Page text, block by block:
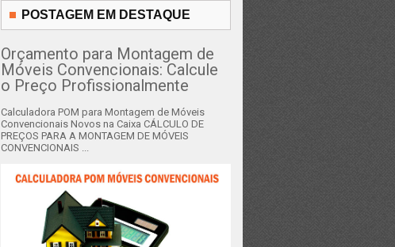
POSTAGEM EM DESTAQUE
Orçamento para Montagem de
Móveis Convencionais: Calcule
o Preço Profissionalmente
Calculadora POM para Montagem de Móveis
Convencionais Novos na Caixa CÁLCULO DE
PREÇOS PARA A MONTAGEM DE MÓVEIS
CONVENCIONAIS ...